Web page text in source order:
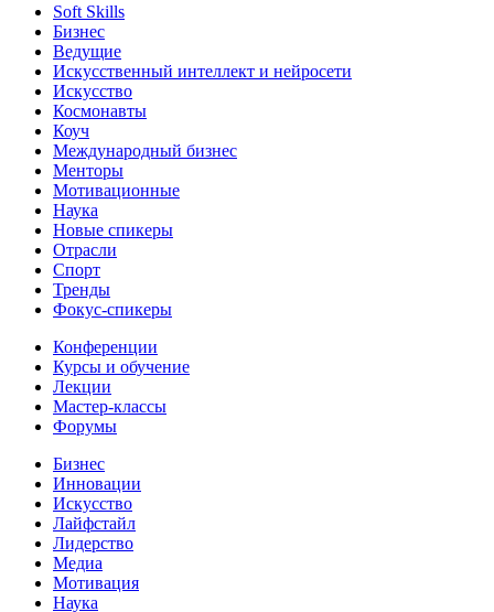
Soft Skills
Бизнес
Ведущие
Искусственный интеллект и нейросети
Искусство
Космонавты
Коуч
Международный бизнес
Менторы
Мотивационные
Наука
Новые спикеры
Отрасли
Спорт
Тренды
Фокус-спикеры
Конференции
Курсы и обучение
Лекции
Мастер-классы
Форумы
Бизнес
Инновации
Искусство
Лайфстайл
Лидерство
Медиа
Мотивация
Наука